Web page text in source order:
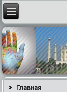
Главная